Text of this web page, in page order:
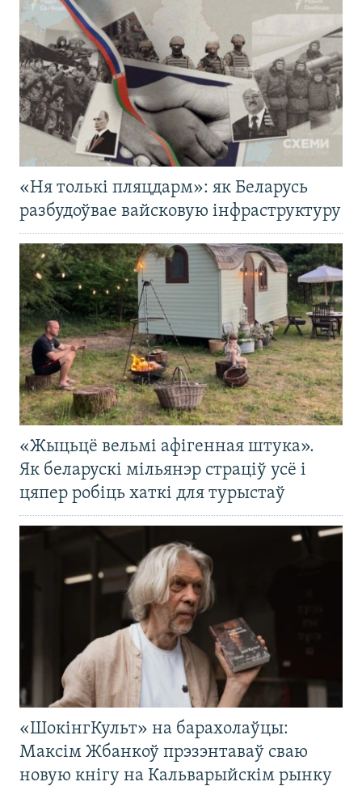
«Ня толькі пляцдарм»: як Беларусь
разбудоўвае вайсковую інфраструктуру
«Жыцьцё вельмі афігенная штука».
Як беларускі мільянэр страціў усё і
цяпер робіць хаткі для турыстаў
«ШокінгКульт» на барахолаўцы:
Максім Жбанкоў прэзэнтаваў сваю
новую кнігу на Кальварыйскім рынку